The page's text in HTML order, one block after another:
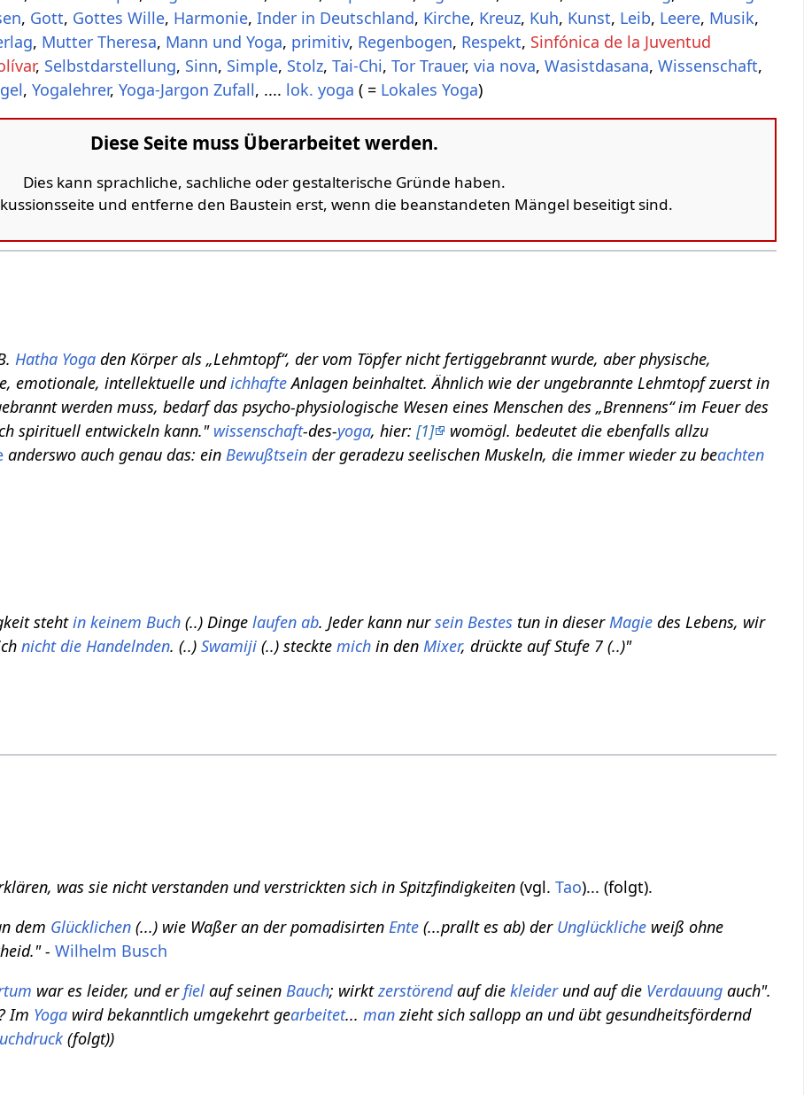
, Gott, Gottes Wille, Harmonie,Inder in Deutschland, Kirche, Kreuz, Kuh, Kunst, Leib, Leere, Musik,
, Mutter Theresa, Mann und Yoga, primitiv, Regenbogen, Respekt, Sinfónica de la Juventud
, Selbstdarstellung, Sinn, Simple‎, Stolz,Tai-Chi,Tor Trauer,via nova,Wasistdasana,Wissenschaft,
,Yogalehrer,Yoga-Jargon Zufall, .... lok. yoga ( = Lokales Yoga)
Diese Seite muss Überarbeitet werden.
Dies kann sprachliche, sachliche oder gestalterische Gründe haben.
und entferne den Baustein erst, wenn die beanstandeten Mängel beseitigt sind.
Hatha Yoga den Körper als „Lehmtopf“, der vom Töpfer nicht fertiggebrannt wurde, aber physische,
emotionale, intellektuelle undichhafteAnlagen beinhaltet. Ähnlich wie der ungebrannte Lehmtopf zuerst in
werden muss, bedarf das psycho-physiologische Wesen eines Menschen des „Brennens“ im Feuer des
spirituell entwickeln kann." wissenschaft-des-yoga, hier:[1]
womögl. bedeutet die ebenfalls allzu
anderswo auch genau das: ein Bewußtsein der geradezu seelischen Muskeln, die immer wieder zu beachten
stehtin keinem Buch (..) Dingelaufen ab. Jeder kann nursein Bestes tun in dieser Magie des Lebens, wir
nicht die Handelnden. (..)Swamiji (..) stecktemich in den Mixer, drückte auf Stufe 7 (..)"
was sie nicht verstanden und verstrickten sich in Spitzfindigkeiten (vgl.Tao)... (folgt).
dem Glücklichen (...) wie Waßer an der pomadisirten Ente (...prallt es ab) der Unglückliche weiß ohne
-Wilhelm Busch
war es leider, und er fiel auf seinen Bauch; wirktzerstörendauf diekleiderund auf die Verdauung auch".
? Im Yoga wird bekanntlich umgekehrt gearbeitet...man zieht sich sallopp an und übt gesundheitsfördernd
(folgt))